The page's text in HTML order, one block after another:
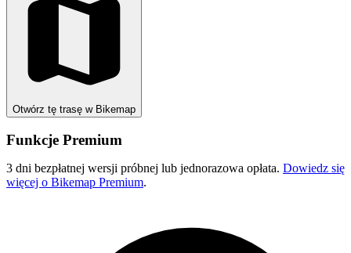
Otwórz tę trasę w Bikemap
Funkcje Premium
3 dni bezpłatnej wersji próbnej lub jednorazowa opłata. Dowiedz się
więcej o Bikemap Premium.